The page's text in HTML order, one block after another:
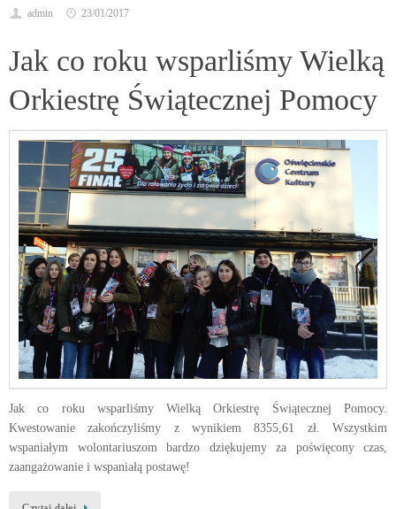
admin 23/01/2017
Jak co roku wsparliśmy Wielką
Orkiestrę Świątecznej Pomocy
Jak co roku wsparliśmy Wielką Orkiestrę Świątecznej Pomocy.
Kwestowanie zakończyliśmy z wynikiem 8355,61 zł. Wszystkim
wspaniałym wolontariuszom bardzo dziękujemy za poświęcony czas,
zaangażowanie i wspaniałą postawę!